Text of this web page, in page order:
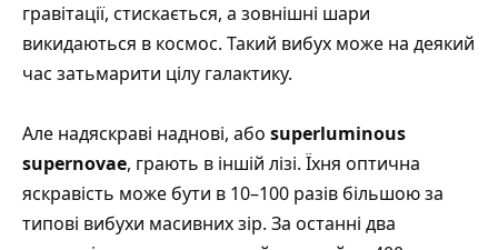
гравітації, стискається, а зовнішні шари
викидаються в космос. Такий вибух може на деякий
час затьмарити цілу галактику.
Але надяскраві наднові, або superluminous
supernovae, грають в іншій лізі. Їхня оптична
яскравість може бути в 10–100 разів більшою за
типові вибухи масивних зір. За останні два